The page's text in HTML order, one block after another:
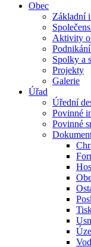
Obec
Základní
Aktivity
Spolky a
Projekty
Galerie
Úřad
Úřední
Povinné
Povinné